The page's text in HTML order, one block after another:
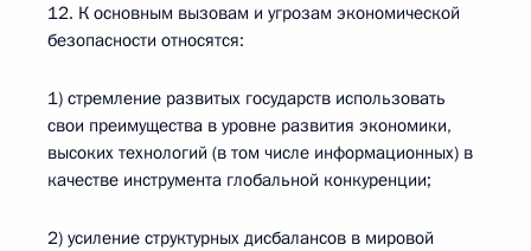
12. К основным вызовам и угрозам экономической
безопасности относятся:
1) стремление развитых государств использовать
свои преимущества в уровне развития экономики,
высоких технологий (в том числе информационных) в
качестве инструмента глобальной конкуренции;
2) усиление структурных дисбалансов в мировой